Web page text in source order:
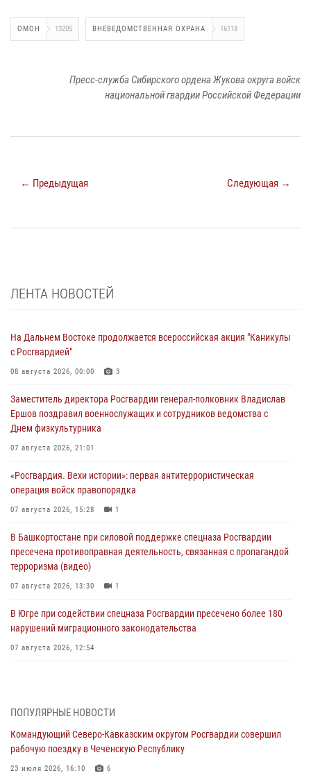
ОМОН 13205 ВНЕВЕДОМСТВЕННАЯ ОХРАНА 16118
Пресс-служба Сибирского ордена Жукова округа войск
национальной гвардии Российской Федерации
← Предыдущая Следующая →
ЛЕНТА НОВОСТЕЙ
На Дальнем Востоке продолжается всероссийская акция "Каникулы
с Росгвардией"
08 августа 2026, 00:00 3
Заместитель директора Росгвардии генерал-полковник Владислав
Ершов поздравил военнослужащих и сотрудников ведомства с
Днем физкультурника
07 августа 2026, 21:01
«Росгвардия. Вехи истории»: первая антитеррористическая
операция войск правопорядка
07 августа 2026, 15:28 1
В Башкортостане при силовой поддержке спецназа Росгвардии
пресечена противоправная деятельность, связанная с пропагандой
терроризма (видео)
07 августа 2026, 13:30 1
В Югре при содействии спецназа Росгвардии пресечено более 180
нарушений миграционного законодательства
07 августа 2026, 12:54
Росгвардии (видео)
07 августа 2026, 12:20
ПОПУЛЯРНЫЕ НОВОСТИ
Командующий Северо-Кавказским округом Росгвардии совершил
рабочую поездку в Чеченскую Республику
23 июля 2026, 16:10 6